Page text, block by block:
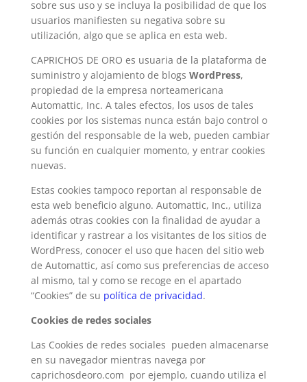
sobre sus uso y se incluya la posibilidad de que los
usuarios manifiesten su negativa sobre su
utilización, algo que se aplica en esta web.
CAPRICHOS DE ORO es usuaria de la plataforma de
suministro y alojamiento de blogs WordPress,
propiedad de la empresa norteamericana
Automattic, Inc. A tales efectos, los usos de tales
cookies por los sistemas nunca están bajo control o
gestión del responsable de la web, pueden cambiar
su función en cualquier momento, y entrar cookies
nuevas.
Estas cookies tampoco reportan al responsable de
esta web beneficio alguno. Automattic, Inc., utiliza
además otras cookies con la finalidad de ayudar a
identificar y rastrear a los visitantes de los sitios de
WordPress, conocer el uso que hacen del sitio web
de Automattic, así como sus preferencias de acceso
al mismo, tal y como se recoge en el apartado
“Cookies” de su política de privacidad.
Cookies de redes sociales
Las Cookies de redes sociales pueden almacenarse
en su navegador mientras navega por
caprichosdeoro.com por ejemplo, cuando utiliza el